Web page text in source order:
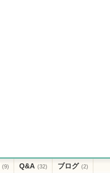
(9) Q&A (32) ブログ (2)